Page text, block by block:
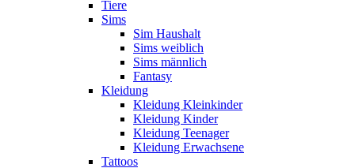
Tiere
Sims
Sim Haushalt
Sims weiblich
Sims männlich
Fantasy
Kleidung
Kleidung Kleinkinder
Kleidung Kinder
Kleidung Teenager
Kleidung Erwachsene
Tattoos